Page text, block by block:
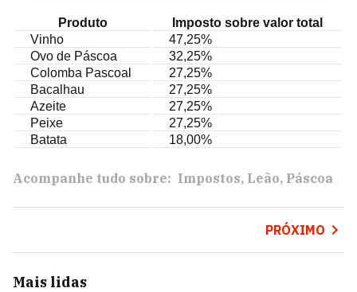
Produto
Imposto sobre valor total
Vinho
47,25%
Ovo de Páscoa
32,25%
Colomba Pascoal
27,25%
Bacalhau
27,25%
Azeite
27,25%
Peixe
27,25%
Batata
18,00%
Acompanhe tudo sobre: Impostos Leão Páscoa
PRÓXIMO
Mais lidas